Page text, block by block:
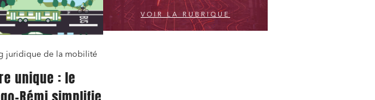
VOIR LA RUBRIQUE
juridique de la mobilité
unique : le